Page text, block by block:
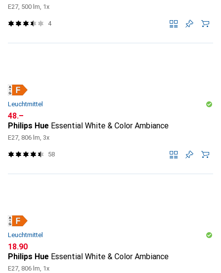
E27, 500 lm, 1x
4
Leuchtmittel
CHF
48.–
Philips Hue Essential White & Color Ambiance
E27, 806 lm, 3x
58
Leuchtmittel
CHF
18.90
Philips Hue Essential White & Color Ambiance
E27, 806 lm, 1x